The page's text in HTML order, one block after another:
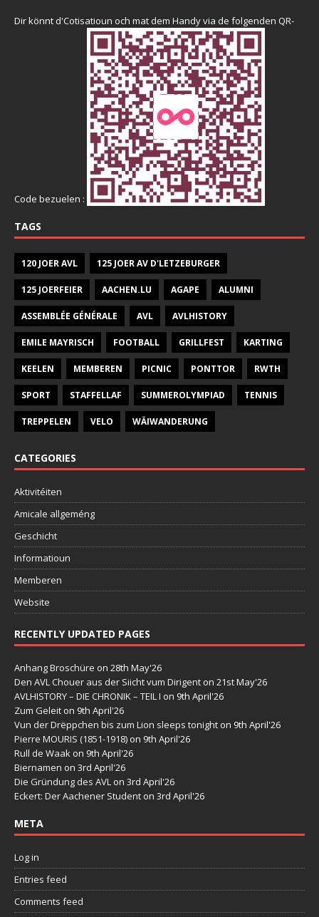
Dir könnt d'Cotisatioun och mat dem Handy via de folgenden QR-
Code bezuelen :
TAGS
120 JOER AVL 125 JOER AV D'LETZEBURGER
125 JOERFEIER AACHEN.LU AGAPE ALUMNI
ASSEMBLÉE GÉNÉRALE AVL AVLHISTORY
EMILE MAYRISCH FOOTBALL GRILLFEST KARTING
KEELEN MEMBEREN PICNIC PONTTOR RWTH
SPORT STAFFELLAF SUMMEROLYMPIAD TENNIS
TREPPELEN VELO WÄIWANDERUNG
CATEGORIES
Aktivitéiten
Amicale allgeméng
Geschicht
Informatioun
Memberen
Website
RECENTLY UPDATED PAGES
Anhang Broschüre on 28th May'26
Den AVL Chouer aus der Siicht vum Dirigent on 21st May'26
AVLHISTORY – DIE CHRONIK – TEIL I on 9th April'26
Zum Geleit on 9th April'26
Vun der Drëppchen bis zum Lion sleeps tonight on 9th April'26
Pierre MOURIS (1851-1918) on 9th April'26
Rull de Waak on 9th April'26
Biernamen on 3rd April'26
Die Gründung des AVL on 3rd April'26
Eckert: Der Aachener Student on 3rd April'26
META
Log in
Entries feed
Comments feed